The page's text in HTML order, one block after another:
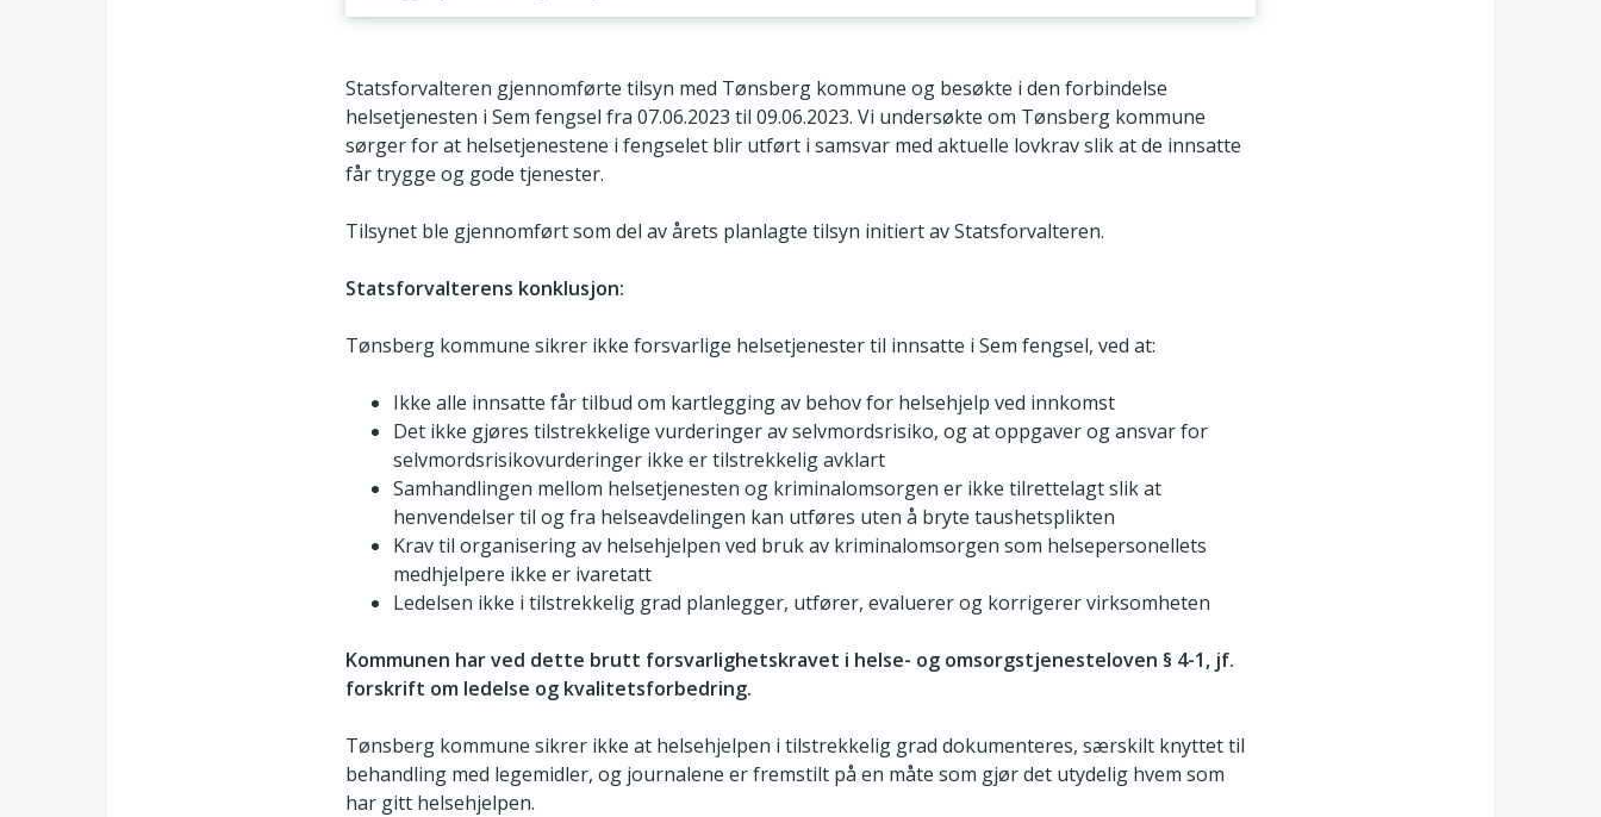
Statsforvalteren gjennomførte tilsyn med Tønsberg kommune og besøkte i den forbindelse
helsetjenesten i Sem fengsel fra 07.06.2023 til 09.06.2023. Vi undersøkte om Tønsberg kommune
sørger for at helsetjenestene i fengselet blir utført i samsvar med aktuelle lovkrav slik at de innsatte
får trygge og gode tjenester.
Tilsynet ble gjennomført som del av årets planlagte tilsyn initiert av Statsforvalteren.
Statsforvalterens konklusjon:
Tønsberg kommune sikrer ikke forsvarlige helsetjenester til innsatte i Sem fengsel, ved at:
Ikke alle innsatte får tilbud om kartlegging av behov for helsehjelp ved innkomst
Det ikke gjøres tilstrekkelige vurderinger av selvmordsrisiko, og at oppgaver og ansvar for
selvmordsrisikovurderinger ikke er tilstrekkelig avklart
Samhandlingen mellom helsetjenesten og kriminalomsorgen er ikke tilrettelagt slik at
henvendelser til og fra helseavdelingen kan utføres uten å bryte taushetsplikten
Krav til organisering av helsehjelpen ved bruk av kriminalomsorgen som helsepersonellets
medhjelpere ikke er ivaretatt
Ledelsen ikke i tilstrekkelig grad planlegger, utfører, evaluerer og korrigerer virksomheten
Kommunen har ved dette brutt forsvarlighetskravet i helse- og omsorgstjenesteloven § 4-1, jf.
forskrift om ledelse og kvalitetsforbedring.
Tønsberg kommune sikrer ikke at helsehjelpen i tilstrekkelig grad dokumenteres, særskilt knyttet til
behandling med legemidler, og journalene er fremstilt på en måte som gjør det utydelig hvem som
har gitt helsehjelpen.